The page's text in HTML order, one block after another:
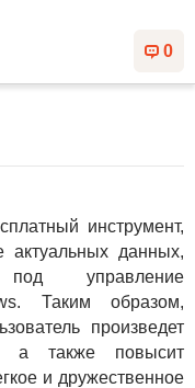
0
инструмент,
актуальных данных,
управление
Таким образом,
произведет
а также повысит
и дружественное